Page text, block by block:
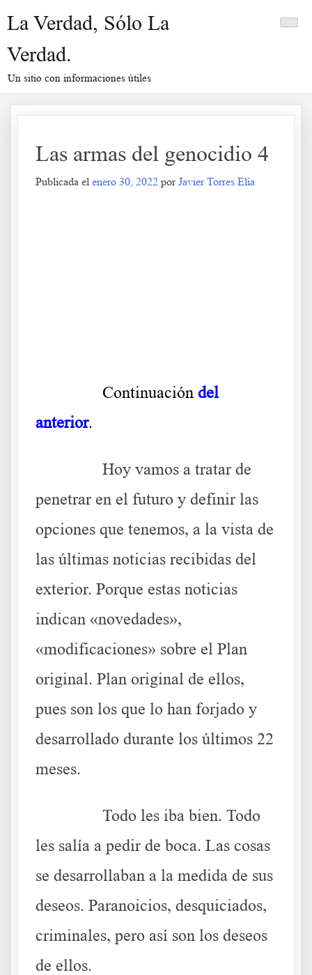
La Verdad, Sólo La
Verdad.
Un sitio con informaciones útiles
Las armas del genocidio 4
Publicada el enero 30, 2022 porJavier Torres Elía
Continuación del
anterior.
Hoy vamos a tratar de
penetrar en el futuro y definir las
opciones que tenemos, a la vista de
las últimas noticias recibidas del
exterior. Porque estas noticias
indican «novedades»,
«modificaciones» sobre el Plan
original. Plan original de ellos,
pues son los que lo han forjado y
desarrollado durante los últimos 22
meses.
Todo les iba bien. Todo
les salía a pedir de boca. Las cosas
se desarrollaban a la medida de sus
deseos. Paranoicios, desquiciados,
criminales, pero así son los deseos
de ellos.